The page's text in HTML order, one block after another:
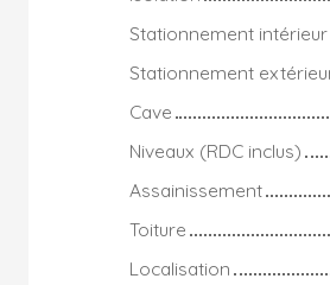
Stationnement intérieur
Stationnement
Cave
Niveaux (RDC inclus)
Assainissement
Toiture
Localisation